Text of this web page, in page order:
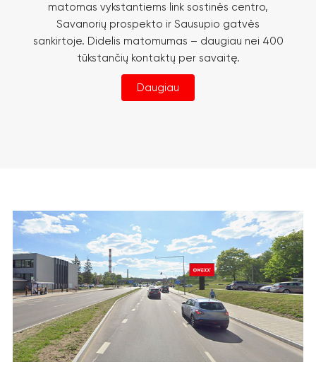
matomas vykstantiems link sostinės centro,
Savanorių prospekto ir Sausupio gatvės
sankirtoje. Didelis matomumas – daugiau nei 400
tūkstančių kontaktų per savaitę.
Daugiau